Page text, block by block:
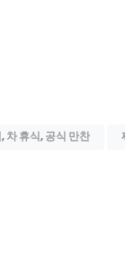
, 차 휴식 , 공식 만찬